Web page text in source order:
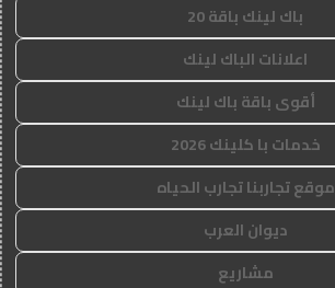
باك لينك باقة 20
اعلانات الباك لينك
أقوى باقة باك لينك
خدمات با كلينك 2026
موقع تجاربنا تجارب الحياه
ديوان العرب
مشاريع